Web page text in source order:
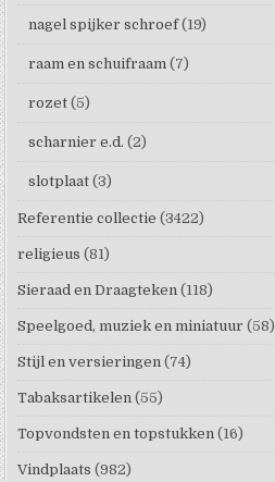
nagel spijker schroef (19)
raam en schuifraam (7)
rozet (5)
scharnier e.d. (2)
slotplaat (3)
Referentie collectie (3422)
religieus (81)
Sieraad en Draagteken (118)
Speelgoed, muziek en miniatuur (58)
Stijl en versieringen (74)
Tabaksartikelen (55)
Topvondsten en topstukken (16)
Vindplaats (982)